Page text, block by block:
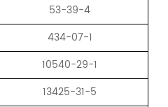
53-39-4
434-07-1
10540-29-1
13425-31-5